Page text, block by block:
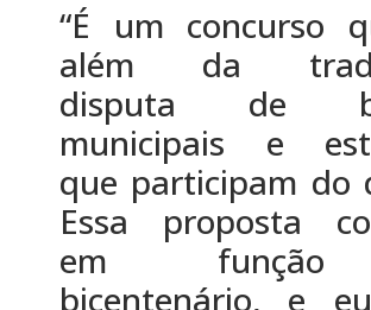
“É um concurso
além da
disputa de
municipais e
que participam do
Essa proposta
em
bicentenário, e